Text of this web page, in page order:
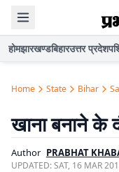
होमझारखण्डबिहारउत्तर प्रदेश
Home State Bihar
खाना बनाने के
Author PRABHAT
UPDATED:SAT, 16 MAR